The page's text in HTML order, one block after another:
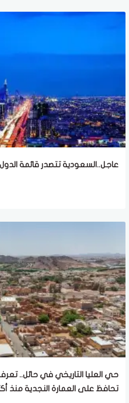
عاجل..السعودية تتصدر قائمة
حي العليا التاريخي في حائل.. تعرف
تحافظ على العمارة النجدية منذ أكثر من